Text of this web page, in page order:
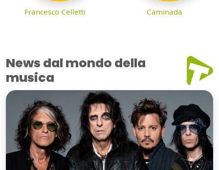
Francesco Celletti Caminada
News dal mondo della
musica